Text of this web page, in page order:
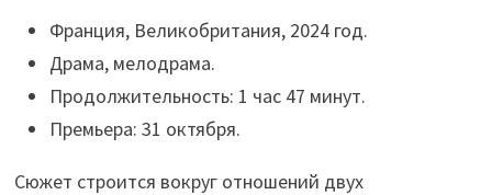
Франция, Великобритания, 2024 год.
Драма, мелодрама.
Продолжительность: 1 час 47 минут.
Премьера: 31 октября.
Сюжет строится вокруг отношений двух